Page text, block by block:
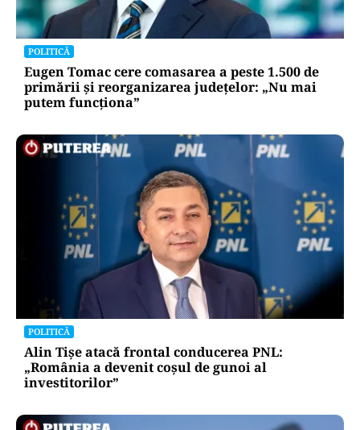
POLITICĂ
Eugen Tomac cere comasarea a peste 1.500 de
primării și reorganizarea județelor: „Nu mai
putem funcționa”
POLITICĂ
Alin Tișe atacă frontal conducerea PNL:
„România a devenit coșul de gunoi al
investitorilor”